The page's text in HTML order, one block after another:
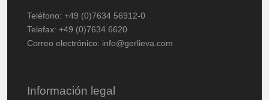
Teléfono: +49 (0)7634 56912-0
Telefax: +49 (0)7634 6620
Correo electrónico: info@gerlieva.com
Información legal